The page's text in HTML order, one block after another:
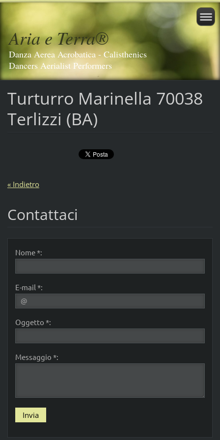
Aria e Terra®️
Danza Aerea Acrobatica - Calisthenics
Dancers Aerialist Performers
Turturro Marinella 70038
Terlizzi (BA)
« Indietro
Contattaci
Nome *:
E-mail *:
Oggetto *:
Messaggio *: